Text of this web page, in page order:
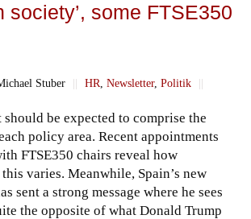
society’, some FTSE350
Stuber || HR Newsletter, Politik ||
be expected to comprise the
policy area. Recent appointments
FTSE350 chairs reveal how
varies. Meanwhile, Spain’s new
sent a strong message where he sees
the opposite of what Donald Trump